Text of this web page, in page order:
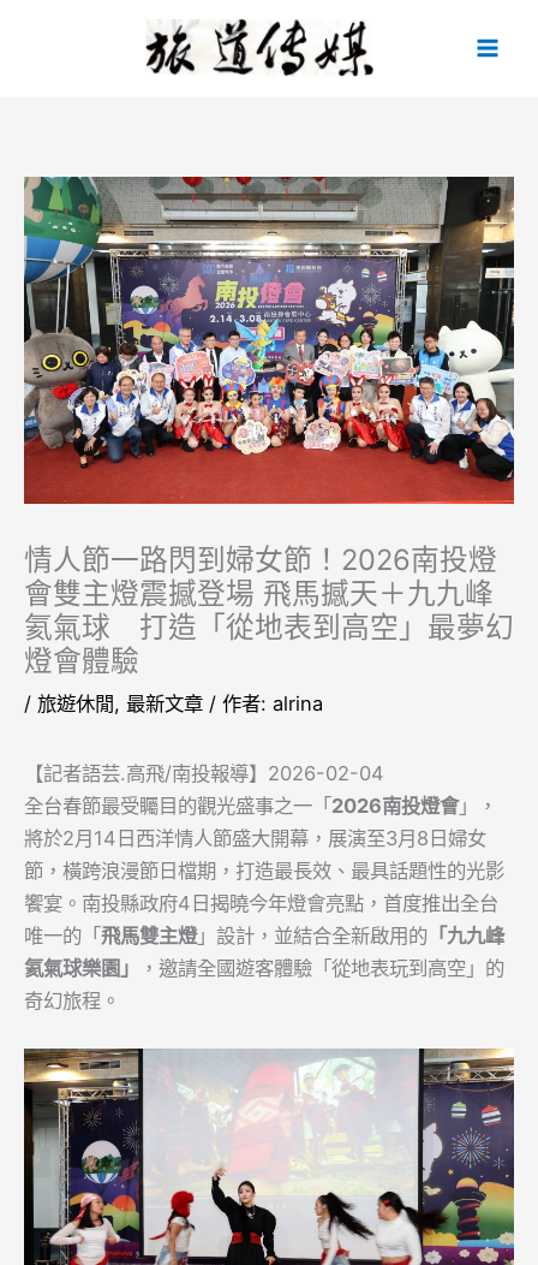
情人節一路閃到婦女節！2026南投燈
會雙主燈震撼登場 飛馬撼天＋九九峰
氦氣球 打造「從地表到高空」最夢幻
燈會體驗
/ 旅遊休閒, 最新文章 / 作者: alrina
【記者語芸.高飛/南投報導】2026-02-04
全台春節最受矚目的觀光盛事之一「 2026南投燈會」，
將於2月14日西洋情人節盛大開幕，展演至3月8日婦女
節，橫跨浪漫節日檔期，打造最長效、最具話題性的光影
饗宴。南投縣政府4日揭曉今年燈會亮點，首度推出全台
唯一的「 飛馬雙主燈」設計，並結合全新啟用的 「九九峰
氦氣球樂園」
，邀請全國遊客體驗「從地表玩到高空」的
奇幻旅程。